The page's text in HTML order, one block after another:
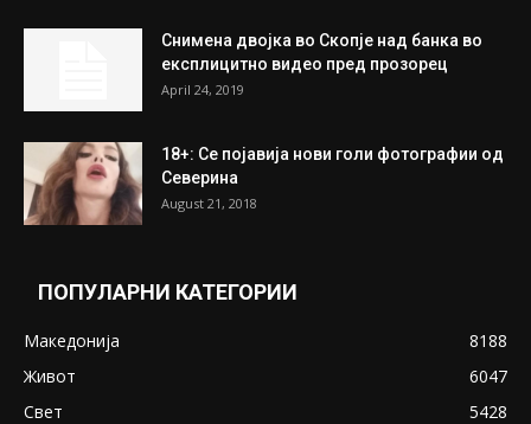
Снимена двојка во Скопје над банка во
експлицитно видео пред прозорец
April 24, 2019
18+: Се појавија нови голи фотографии од
Северина
August 21, 2018
ПОПУЛАРНИ КАТЕГОРИИ
Македонија
8188
Живот
6047
Свет
5428